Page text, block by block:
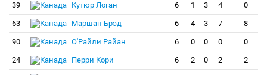
39 Кутюр Логан 6 1 3 4 0
63 Маршан Брэд 6 4 3 7 8
90 О'Райли Райан 6 0 0 0 0
24 Перри Кори 6 2 0 2 2